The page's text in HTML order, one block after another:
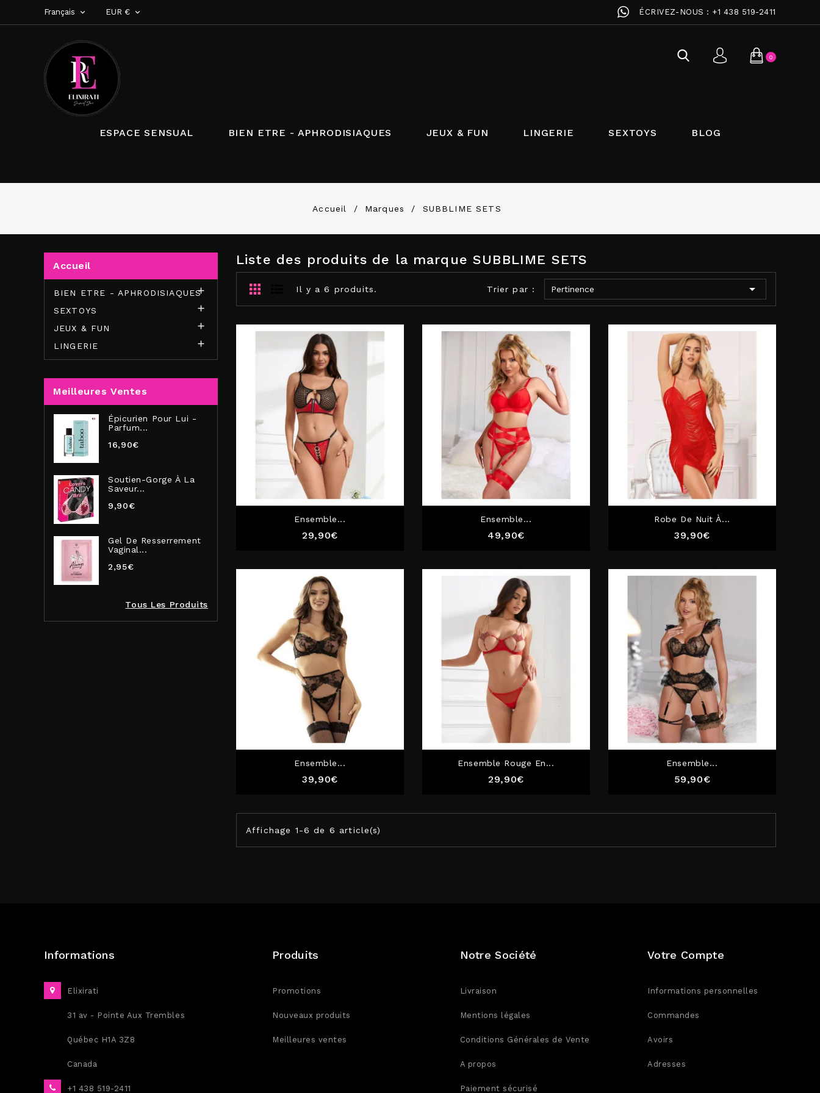
Français  EUR €  ÉCRIVEZ-NOUS : +1 438 519-2411
0
ESPACE SENSUAL BIEN ETRE - APHRODISIAQUES JEUX & FUN LINGERIE SEXTOYS BLOG
Accueil Marques SUBBLIME SETS
Accueil
BIEN ETRE - APHRODISIAQUES

SEXTOYS 
JEUX & FUN 
LINGERIE 
Meilleures Ventes
Épicurien Pour Lui -
Parfum...
16,90€
Soutien-Gorge À La
Saveur...
9,90€
Gel De Resserrement
Vaginal...
2,95€
Tous Les Produits
Liste des produits de la marque SUBBLIME SETS
Il y a 6 produits. Trier par : Pertinence 
Ensemble...
29,90€Prix
Ensemble...
49,90€Prix
Robe De Nuit À...
39,90€Prix
Ensemble...
39,90€Prix
Ensemble Rouge En...
29,90€Prix
Ensemble...
59,90€Prix
Affichage 1-6 de 6 article(s)
Informations
Elixirati
31 av - Pointe Aux Trembles
Québec H1A 3Z8
Canada
+1 438 519-2411
Produits
Promotions
Nouveaux produits
Meilleures ventes
Notre Société
Livraison
Mentions légales
Conditions Générales de Vente
A propos
Paiement sécurisé
Votre Compte
Informations personnelles
Commandes
Avoirs
Adresses